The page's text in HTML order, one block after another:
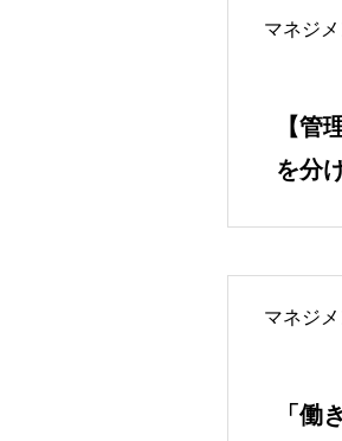
マネジ
【管
を分
マネジ
「働